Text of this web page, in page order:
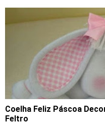
Coelha Feliz Páscoa
Feltro